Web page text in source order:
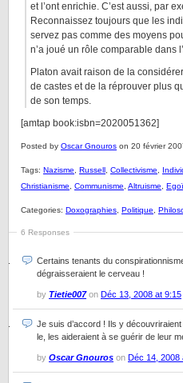
et l’ont enrichie. C’est aussi, par
Reconnaissez toujours que les
servez pas comme des moyens
n’a joué un rôle comparable dans
Platon avait raison de la
de castes et de la réprouver plus
de son temps.
[amtap book:isbn=2020051362]
Posted by Oscar Gnouros on 20 février
Tags: Nazisme Russell Collectivisme
Christianisme
Communisme Altruisme
Categories: Doxographies Politique
6 Responses
Certains tenants du
dégraisseraient le cerveau !
by Tietie007on Déc 13, 2008 at 9:15
Je suis d’accord ! Ils y
le, les aideraient à se guérir de leur
by Oscar Gnouros on Déc 14, 2008